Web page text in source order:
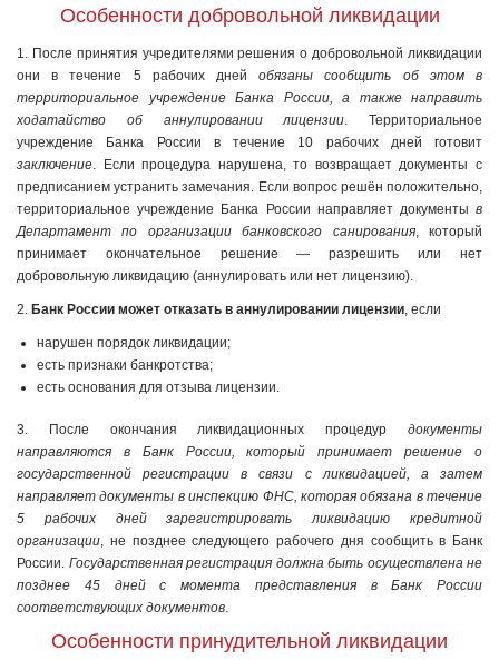
Особенности добровольной ликвидации
1. После принятия учредителями решения о добровольной ликвидации
они в течение 5 рабочих днейобязаны сообщить об этом в
территориальное учреждение Банка России, а также направить
ходатайство об аннулировании лицензии. Территориальное
учреждение Банка России в течение 10 рабочих дней готовит
заключение. Если процедура нарушена, то возвращает документы с
предписанием устранить замечания. Если вопрос решён положительно,
территориальное учреждение Банка России направляет документы в
Департамент по организации банковского санирования, который
принимает окончательное решение — разрешить или нет
добровольную ликвидацию (аннулировать или нет лицензию).
2. Банк России может отказать в аннулировании лицензии, если
нарушен порядок ликвидации;
есть признаки банкротства;
есть основания для отзыва лицензии.
3. После окончания ликвидационных процедур документы
направляются в Банк России, который принимает решение о
государственной регистрации в связи с ликвидацией, а затем
направляет документы в инспекцию ФНС, которая обязана в течение
5 рабочих дней зарегистрировать ликвидацию кредитной
организации, не позднее следующего рабочего дня сообщить в Банк
России. Государственная регистрация должна быть осуществлена не
позднее 45 дней с момента представления в Банк России
соответствующих документов.
Особенности принудительной ликвидации